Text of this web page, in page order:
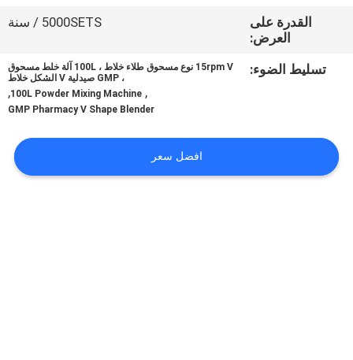
الجودة
اتصل
اطلب
القدرة على
العرض:
5000SETS / سنة
تسليط الضوء:
15rpm V نوع مسحوق طلاء خلاط ، 100L آلة خلط مسحوق
، GMP صيدلية V الشكل خلاط
,
100L Powder Mixing Machine
,
GMP Pharmacy V Shape Blender
افضل سعر